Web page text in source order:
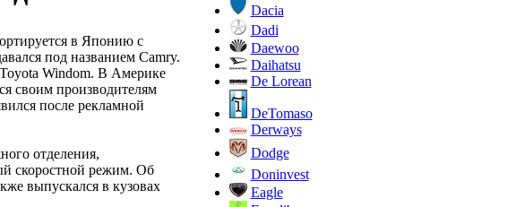
в Японию с
под названием Camry.
Windom. В Америке
своим производителям
после рекламной
отделения,
скоростной режим. Об
выпускался в кузовах
Dacia
Dadi
Daewoo
Daihatsu
De Lorean
DeTomaso
Derways
Dodge
Doninvest
Eagle